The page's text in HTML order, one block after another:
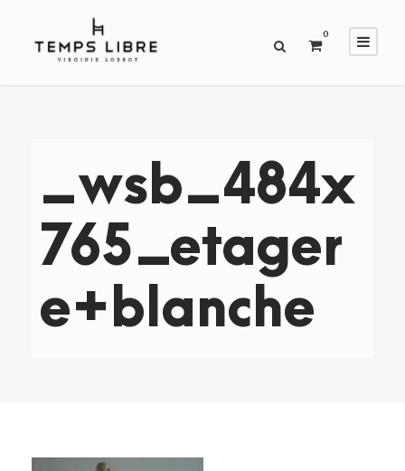
0
_wsb_484x
765_etager
e+blanche